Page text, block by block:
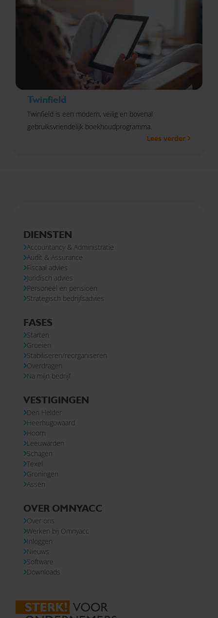
Twinfield
Twinfield is een modern, veilig en bovenal
gebruiksvriendelijk boekhoudprogramma.
Lees verder
DIENSTEN
Accountancy & Administratie
Audit & Assurance
Fiscaal advies
Juridisch advies
Personeel en pensioen
Strategisch bedrijfsadvies
FASES
Starten
Groeien
Stabiliseren/reorganiseren
Overdragen
Na mijn bedrijf
VESTIGINGEN
Den Helder
Heerhugowaard
Hoorn
Leeuwarden
Schagen
Texel
Groningen
Assen
OVER OMNYACC
Over ons
Werken bij Omnyacc
Inloggen
Nieuws
Software
Downloads